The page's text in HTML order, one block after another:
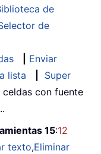
de
de
Enviar
lista
Super
celdas con fuente
15:12
texto,Eliminar